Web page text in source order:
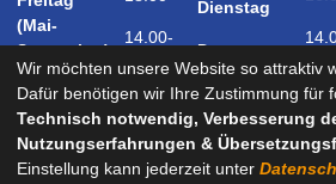
(Mai-
September)
Samstag
(Mai-
September)
14.00-
17.00
09.00-
12.00
Dienstag
Donnerstag
Wir möchten unsere Website so attraktiv
Dafür benötigen wir Ihre Zustimmung für
Technisch notwendig, Verbesserung
Nutzungserfahrungen &
Einstellung kann jederzeit unter